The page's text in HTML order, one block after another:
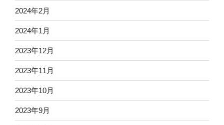
2024年2月
2024年1月
2023年12月
2023年11月
2023年10月
2023年9月